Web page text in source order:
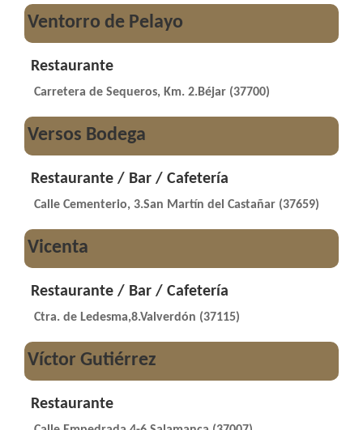
Ventorro de Pelayo
Restaurante
Carretera de Sequeros, Km. 2.Béjar (37700)
Versos Bodega
Restaurante / Bar / Cafetería
Calle Cementerio, 3.San Martín del Castañar (37659)
Vicenta
Restaurante / Bar / Cafetería
Ctra. de Ledesma,8.Valverdón (37115)
Víctor Gutiérrez
Restaurante